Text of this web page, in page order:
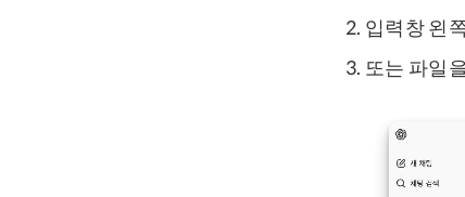
입력창 왼
또는 파일